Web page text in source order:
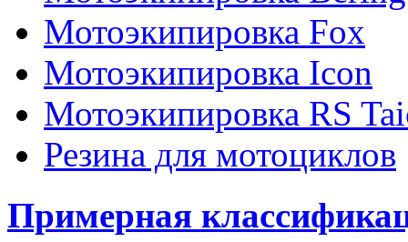
Мотоэкипировка Fox
Мотоэкипировка Icon
Мотоэкипировка RS
Резина для мотоциклов
Примерная